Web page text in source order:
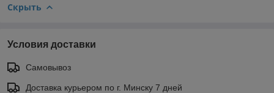
Скрыть
Условия доставки
Самовывоз
Доставка курьером по г. Минску 7 дней